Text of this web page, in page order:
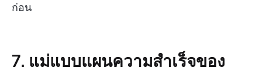
ก่อน
7. แม่แบบแผนความสำเร็จของ